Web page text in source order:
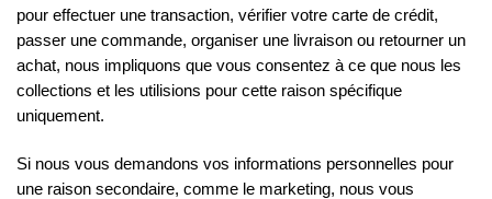
pour effectuer une transaction, vérifier votre carte de crédit,
passer une commande, organiser une livraison ou retourner un
achat, nous impliquons que vous consentez à ce que nous les
collections et les utilisions pour cette raison spécifique
uniquement.
Si nous vous demandons vos informations personnelles pour
une raison secondaire, comme le marketing, nous vous